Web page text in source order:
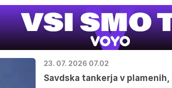
23. 07. 2026 07.02
Savdska tankerja v